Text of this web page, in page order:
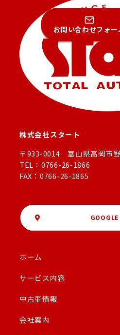
お問い合わせフォー
株式会社スタート
〒933-0014 富山県高岡市
TEL：0766-26-1866
FAX：0766-26-1865
ホーム
サービス内容
中古車情報
会社案内